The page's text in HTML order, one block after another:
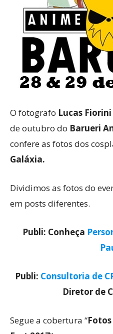
O fotografo Lucas Fiorini
de outubro do Barueri
confere as fotos dos
Galáxia.
Dividimos as fotos do
em posts diferentes.
Publi: Conheça
Publi: Consultoria de
Diretor de
Segue a cobertura “